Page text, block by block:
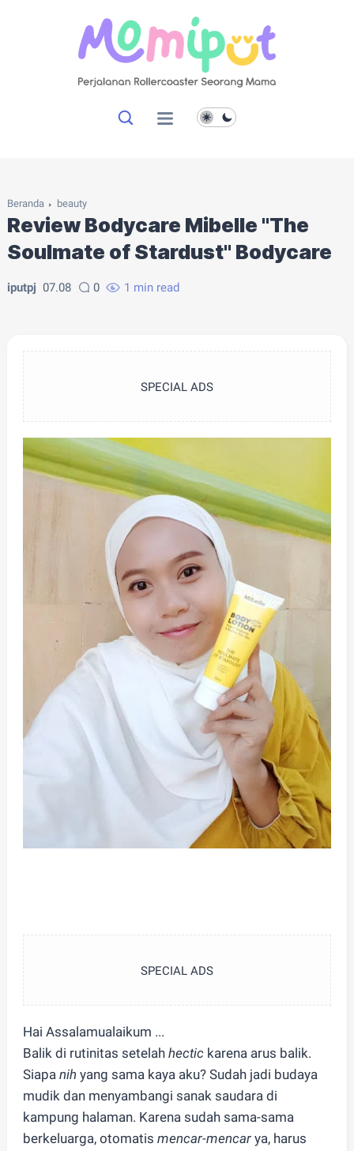
Beranda beauty
Review Bodycare Mibelle "The
Soulmate of Stardust" Bodycare
iputpj 07.08 0 1 min read
SPECIAL ADS
SPECIAL ADS
Hai Assalamualaikum ...
Balik di rutinitas setelah hectic karena arus balik.
Siapa nih yang sama kaya aku? Sudah jadi budaya
mudik dan menyambangi sanak saudara di
kampung halaman. Karena sudah sama-sama
berkeluarga, otomatis mencar-mencar ya, harus